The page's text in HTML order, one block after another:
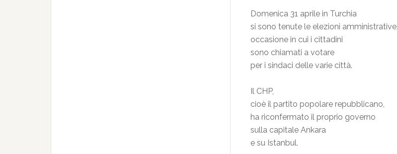
Domenica 31 aprile in Turchia
si sono tenute le elezioni amministrative,
occasione in cui i cittadini
sono chiamati a votare
per i sindaci delle varie città.
Il CHP,
cioè il partito popolare repubblicano,
ha riconfermato il proprio governo
sulla capitale Ankara
e su Istanbul.